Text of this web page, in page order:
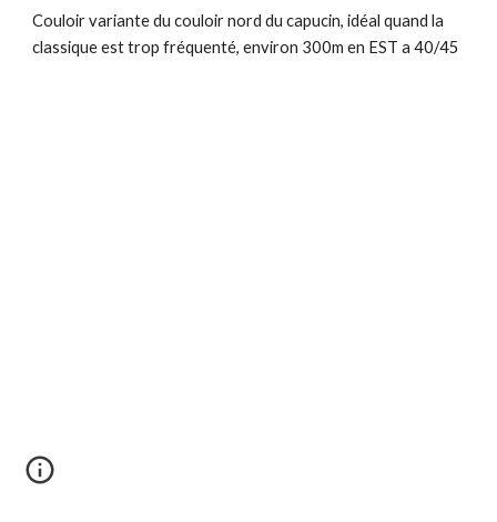
Couloir variante du couloir nord du capucin, idéal quand la
classique est trop fréquenté, environ 300m en EST a 40/45